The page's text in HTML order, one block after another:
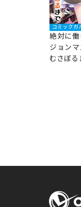
コミックガ
絶対に
ジョン
むさぼる